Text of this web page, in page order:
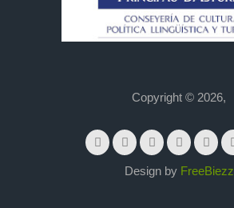
Copyright © 2026,
Design by FreeBiezz